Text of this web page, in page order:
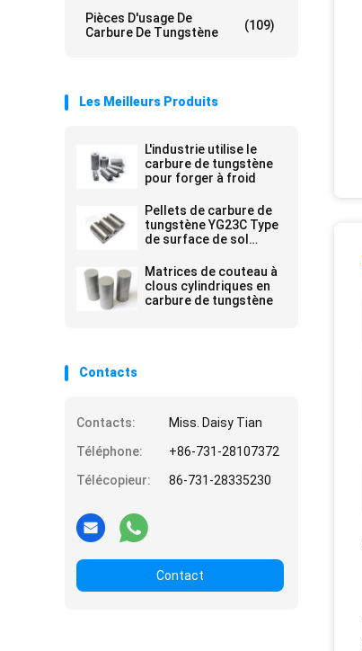
Pièces D'usage De
Carbure De Tungstène
(109)
Les Meilleurs Produits
L'industrie utilise le
carbure de tungstène
pour forger à froid
Pellets de carbure de
tungstène YG23C Type
de surface de sol
concentricité de 0,2
Matrices de couteau à
clous cylindriques en
carbure de tungstène
Contacts
Contacts:
Miss. Daisy Tian
Téléphone:
+86-731-28107372
Télécopieur:
86-731-28335230
Contact